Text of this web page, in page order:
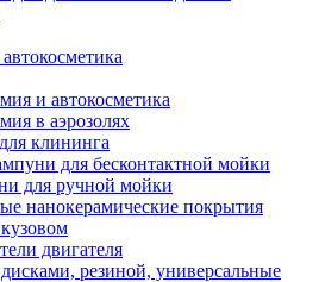
и автокосметика
в аэрозолях
клининга
для бесконтактной мойки
для ручной мойки
нанокерамические покрытия
двигателя
дисками, резиной, универсальные